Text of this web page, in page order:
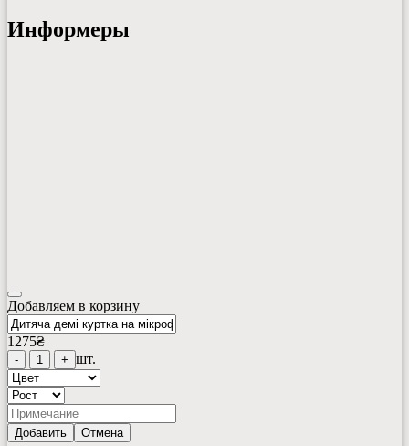
Информеры
Добавляем в корзину
1275₴
- 1 + шт.
Добавить Отмена